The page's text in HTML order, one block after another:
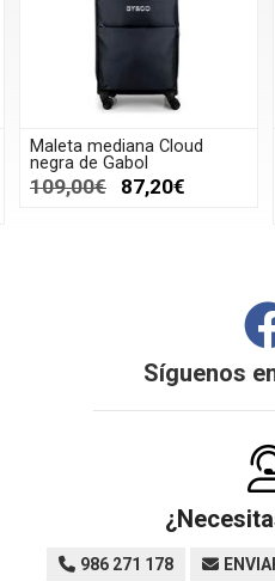
Maleta mediana Cloud
negra de Gabol
109,00€ 87,20€
Síguenos
986 271 178